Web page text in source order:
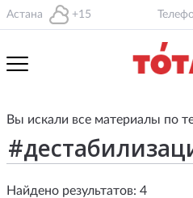
Астана +15
Вы искали все материалы по
Найдено результатов: 4